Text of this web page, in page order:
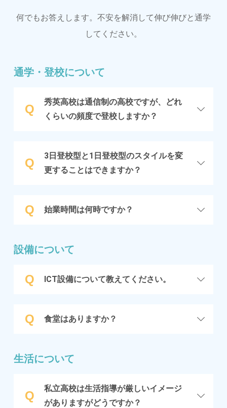
何でもお答えします。不安を解消して伸び伸びと通学
してください。
通学・登校について
Q
秀英高校は通信制の高校ですが、どれ
くらいの頻度で登校しますか？
Q
3日登校型と1日登校型のスタイルを変
更することはできますか？
Q 始業時間は何時ですか？
設備について
Q ICT設備について教えてください。
Q 食堂はありますか？
生活について
Q
私立高校は生活指導が厳しいイメージ
がありますがどうですか？